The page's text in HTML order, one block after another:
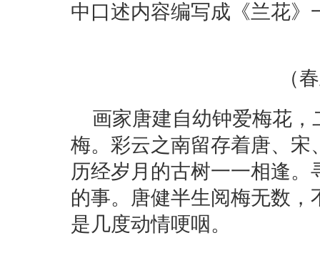
中口述内容编写成《兰花
（
画家唐建自幼钟爱梅花
梅。彩云之南留存着唐、
历经岁月的古树一一相逢
的事。唐健半生阅梅无数
是几度动情哽咽。